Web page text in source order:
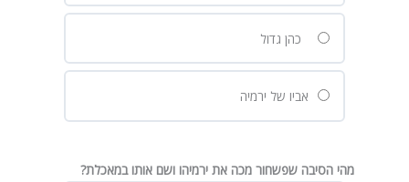
כהן גדול
אביו של ירמיה
מהי הסיבה שפשחור מכה את ירמיהו ושם אותו במאכלת?